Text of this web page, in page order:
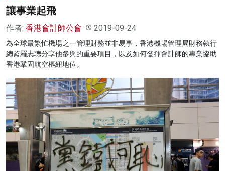
讓事業起飛
作者: 香港會計師公會 2019-09-24
為全球最繁忙機場之一管理財務並非易事，香港機場管理局財務執行
總監羅志聰分享他參與的重要項目，以及如何發揮會計師的專業協助
香港鞏固航空樞紐地位。